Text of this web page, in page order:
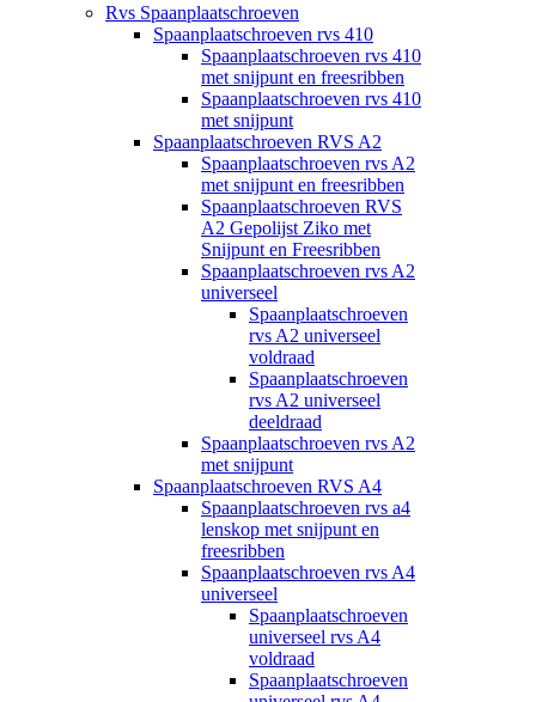
Rvs Spaanplaatschroeven
Spaanplaatschroeven rvs 410
Spaanplaatschroeven rvs 410
met snijpunt en freesribben
Spaanplaatschroeven rvs 410
met snijpunt
Spaanplaatschroeven RVS A2
Spaanplaatschroeven rvs A2
met snijpunt en freesribben
Spaanplaatschroeven RVS
A2 Gepolijst Ziko met
Snijpunt en Freesribben
Spaanplaatschroeven rvs A2
universeel
Spaanplaatschroeven
rvs A2 universeel
voldraad
Spaanplaatschroeven
rvs A2 universeel
deeldraad
Spaanplaatschroeven rvs A2
met snijpunt
Spaanplaatschroeven RVS A4
Spaanplaatschroeven rvs a4
lenskop met snijpunt en
freesribben
Spaanplaatschroeven rvs A4
universeel
Spaanplaatschroeven
universeel rvs A4
voldraad
Spaanplaatschroeven